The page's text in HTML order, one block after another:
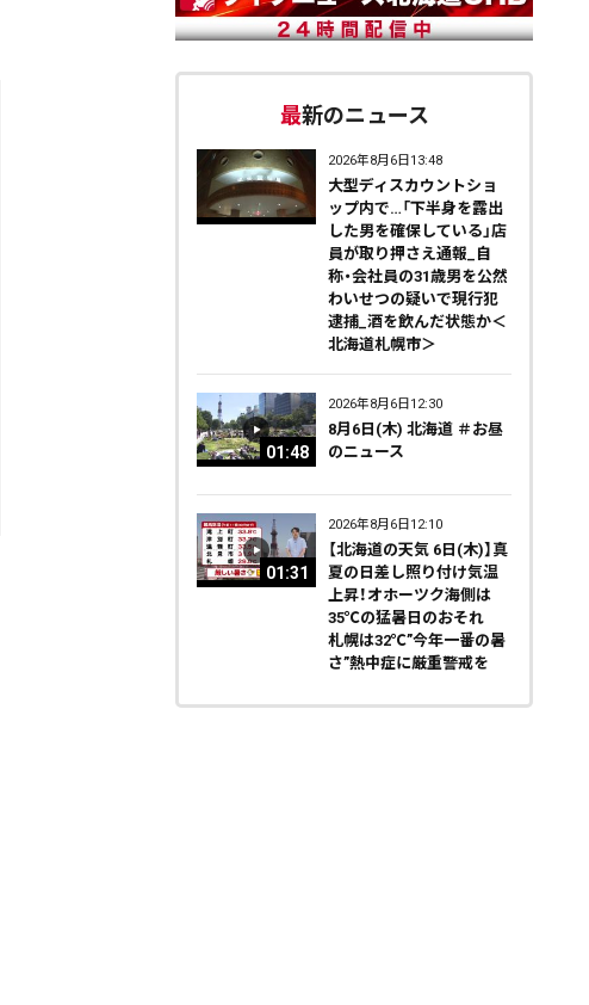
最新のニュース
2026年8月6日13:48
大型ディスカウントショ
ップ内で…「下半身を露出
した男を確保している」店
員が取り押さえ通報_自
称・会社員の31歳男を公然
わいせつの疑いで現行犯
逮捕_酒を飲んだ状態か＜
北海道札幌市＞
01:48
2026年8月6日12:30
8月6日(木) 北海道 ＃お昼
のニュース
01:31
2026年8月6日12:10
【北海道の天気 6日(木)】真
夏の日差し照り付け気温
上昇！オホーツク海側は
35℃の猛暑日のおそれ
札幌は32℃”今年一番の暑
さ”熱中症に厳重警戒を